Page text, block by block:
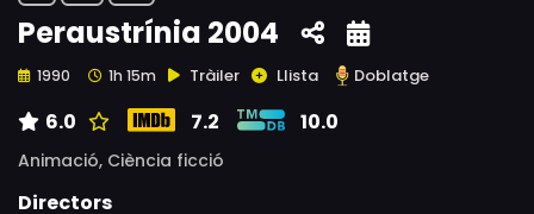
Peraustrínia 2004
1990 1h 15m Tràiler Llista Doblatge
6.0 7.2 10.0
Animació, Ciència ficció
Directors